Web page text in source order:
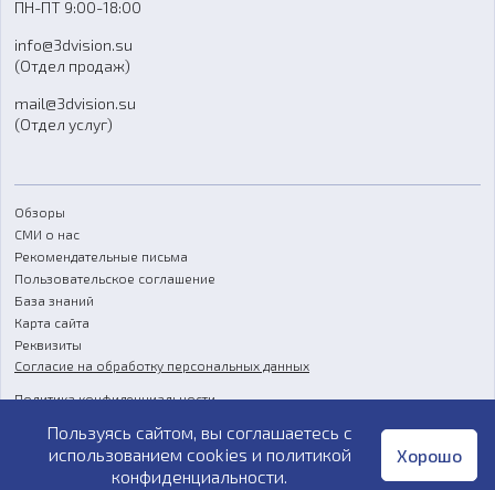
FAQ
ПН-ПТ 9:00-18:00
info@3dvision.su
(Отдел продаж)
mail@3dvision.su
(Отдел услуг)
Обзоры
СМИ о нас
Рекомендательные письма
Пользовательское соглашение
База знаний
Карта сайта
Реквизиты
Согласие на обработку персональных данных
Политика конфиденциальности
Публичная оферта
Пользуясь сайтом, вы соглашаетесь с
использованием cookies и политикой
конфиденциальности.
Хорошо